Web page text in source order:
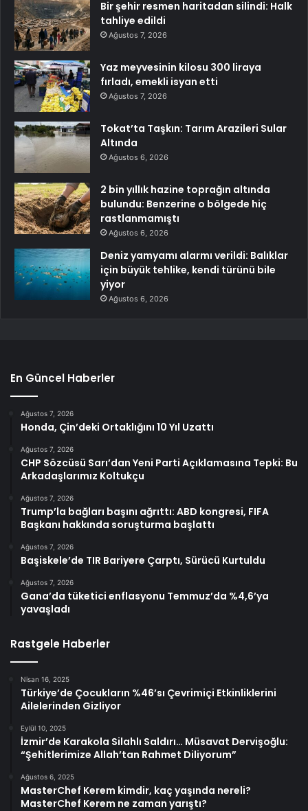
Bir şehir resmen haritadan silindi: Halk
tahliye edildi
Ağustos 7, 2026
Yaz meyvesinin kilosu 300 liraya
fırladı, emekli isyan etti
Ağustos 7, 2026
Tokat’ta Taşkın: Tarım Arazileri Sular
Altında
Ağustos 6, 2026
2 bin yıllık hazine toprağın altında
bulundu: Benzerine o bölgede hiç
rastlanmamıştı
Ağustos 6, 2026
Deniz yamyamı alarmı verildi: Balıklar
için büyük tehlike, kendi türünü bile
yiyor
Ağustos 6, 2026
En Güncel Haberler
Ağustos 7, 2026
Honda, Çin’deki Ortaklığını 10 Yıl Uzattı
Ağustos 7, 2026
CHP Sözcüsü Sarı’dan Yeni Parti Açıklamasına Tepki: Bu
Arkadaşlarımız Koltukçu
Ağustos 7, 2026
Trump’la bağları başını ağrıttı: ABD kongresi, FIFA
Başkanı hakkında soruşturma başlattı
Ağustos 7, 2026
Başiskele’de TIR Bariyere Çarptı, Sürücü Kurtuldu
Ağustos 7, 2026
Gana’da tüketici enflasyonu Temmuz’da %4,6’ya
yavaşladı
Rastgele Haberler
Nisan 16, 2025
Türkiye’de Çocukların %46’sı Çevrimiçi Etkinliklerini
Ailelerinden Gizliyor
Eylül 10, 2025
İzmir’de Karakola Silahlı Saldırı… Müsavat Dervişoğlu:
“Şehitlerimize Allah’tan Rahmet Diliyorum”
Ağustos 6, 2025
MasterChef Kerem kimdir, kaç yaşında nereli?
MasterChef Kerem ne zaman yarıştı?